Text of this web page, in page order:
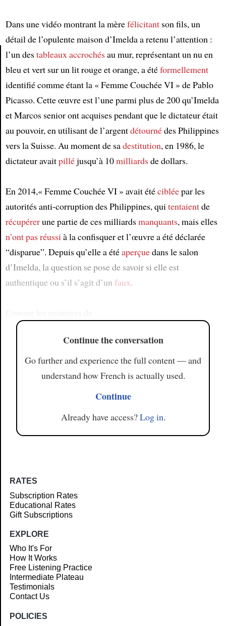
Article
Dans une vidéo montrant la mèrefélicitantson fils, un
détail de l’opulente maison d’Imelda a retenu l’attention :
l’un destableauxaccrochésau mur, représentant un nu en
bleu et vert sur un lit rouge et orange, a étéformellement
identifié comme étant la « Femme Couchée VI » de Pablo
Picasso. Cette œuvre est l’une parmi plus de 200 qu’Imelda
et Marcos senior ont acquises pendant que le dictateur était
au pouvoir, en utilisant de l’argentdétournédes Philippines
vers la Suisse. Au moment de sadestitution, en 1986, le
dictateur avaitpilléjusqu’à 10milliardsde dollars.
En 2014,« Femme Couchée VI » avait étécibléepar les
autorités anti-corruption des Philippines, quitentaientde
récupérerune partie de ces milliardsmanquants, mais elles
n’ont pas réussià la confisquer et l’œuvre a été déclarée
“disparue”. Depuis qu’elle a étéaperçuedans le salon
d’Imelda, la question se pose de savoir si elle est
authentique ou s’il s’agit d’un faux.
Continue the conversation
Go further and experience the full content — and
understand how French is actually used.
Continue
Already have access?Log in.
RATES
Subscription Rates
Educational Rates
Gift Subscriptions
EXPLORE
Who It's For
How It Works
Free Listening Practice
Intermediate Plateau
Testimonials
Contact Us
POLICIES